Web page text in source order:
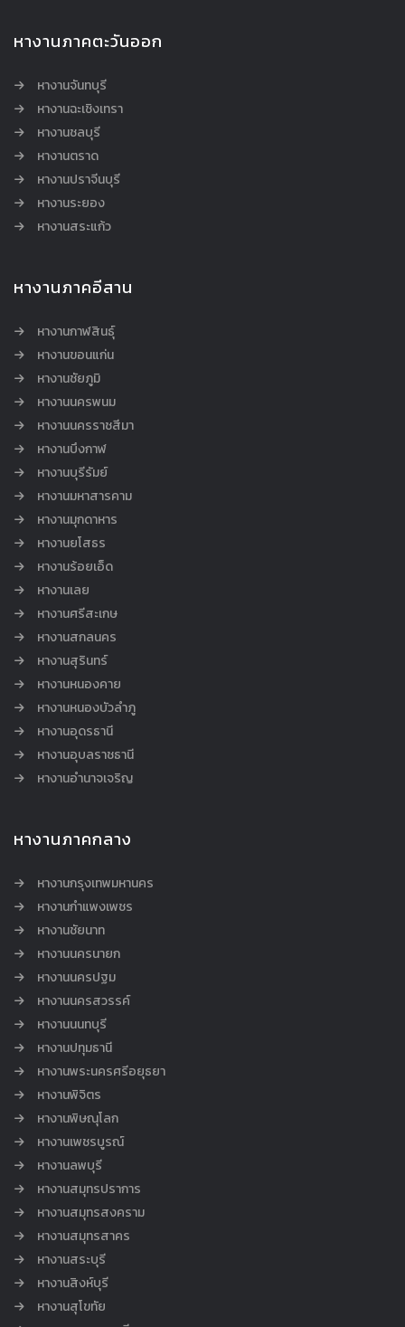
หางานภาคตะวันออก
หางานจันทบุรี
หางานฉะเชิงเทรา
หางานชลบุรี
หางานตราด
หางานปราจีนบุรี
หางานระยอง
หางานสระแก้ว
หางานภาคอีสาน
หางานกาฬสินธุ์
หางานขอนแก่น
หางานชัยภูมิ
หางานนครพนม
หางานนครราชสีมา
หางานบึงกาฬ
หางานบุรีรัมย์
หางานมหาสารคาม
หางานมุกดาหาร
หางานยโสธร
หางานร้อยเอ็ด
หางานเลย
หางานศรีสะเกษ
หางานสกลนคร
หางานสุรินทร์
หางานหนองคาย
หางานหนองบัวลำภู
หางานอุดรธานี
หางานอุบลราชธานี
หางานอำนาจเจริญ
หางานภาคกลาง
หางานกรุงเทพมหานคร
หางานกำแพงเพชร
หางานชัยนาท
หางานนครนายก
หางานนครปฐม
หางานนครสวรรค์
หางานนนทบุรี
หางานปทุมธานี
หางานพระนครศรีอยุธยา
หางานพิจิตร
หางานพิษณุโลก
หางานเพชรบูรณ์
หางานลพบุรี
หางานสมุทรปราการ
หางานสมุทรสงคราม
หางานสมุทรสาคร
หางานสระบุรี
หางานสิงห์บุรี
หางานสุโขทัย